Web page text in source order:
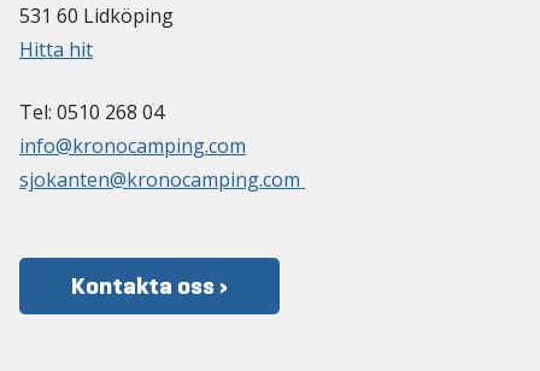
531 60 Lidköping
Hitta hit
Tel: 0510 268 04
info@kronocamping.com
sjokanten@kronocamping.com
Kontakta oss ›